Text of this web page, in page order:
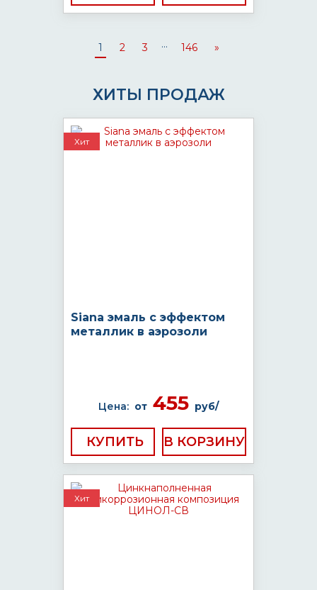
1 2 3 ... 146 »
ХИТЫ ПРОДАЖ
Хит
Siana эмаль с эффектом
металлик в аэрозоли
Цена: от 455 руб/
КУПИТЬ
Хит